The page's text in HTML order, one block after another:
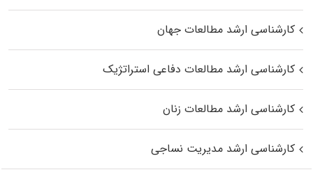
کارشناسی ارشد مطالعات جهان
کارشناسی ارشد مطالعات دفاعی استراتژیک
کارشناسی ارشد مطالعات زنان
کارشناسی ارشد مدیریت نساجی